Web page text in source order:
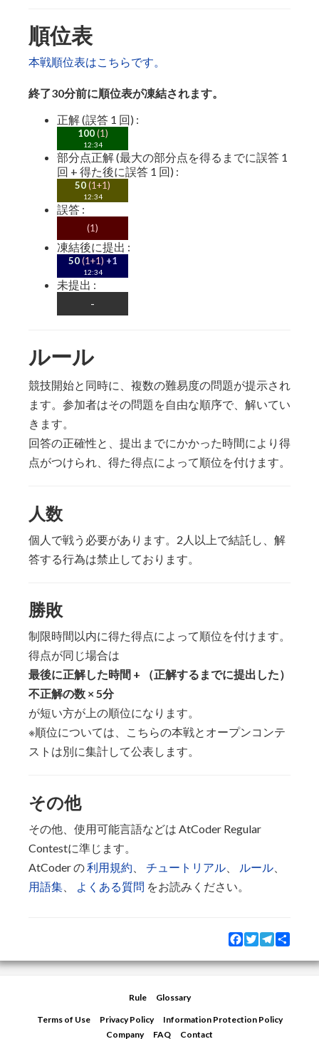
順位表
本戦順位表はこちらです。
終了30分前に順位表が凍結されます。
正解 (誤答 1 回) :
100 (1)
12:34
部分点正解 (最大の部分点を得るまでに誤答 1
回 + 得た後に誤答 1 回) :
50(1+1)
12:34
誤答 :
(1)
凍結後に提出 :
50 (1+1) +1
12:34
未提出 :
-
ルール
競技開始と同時に、複数の難易度の問題が提示され
ます。参加者はその問題を自由な順序で、解いてい
きます。
回答の正確性と、提出までにかかった時間により得
点がつけられ、得た得点によって順位を付けます。
人数
個人で戦う必要があります。2人以上で結託し、解
答する行為は禁止しております。
勝敗
制限時間以内に得た得点によって順位を付けます。
得点が同じ場合は
最後に正解した時間 + （正解するまでに提出した）
不正解の数 × 5分
が短い方が上の順位になります。
※順位については、こちらの本戦とオープンコンテ
ストは別に集計して公表します。
その他
その他、使用可能言語などは AtCoder Regular
Contestに準じます。
AtCoder の利用規約 チュートリアル ルール
用語集
よくある質問 をお読みください。
Facebook
TwitterTelegram
Rule Glossary
Terms of Use Privacy Policy
Information Protection Policy
Company
FAQ Contact